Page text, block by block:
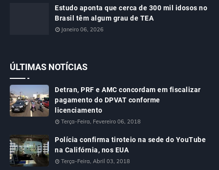
Estudo aponta que cerca de 300 mil idosos no
Brasil têm algum grau de TEA
Janeiro 06, 2026
ÚLTIMAS NOTÍCIAS
Detran, PRF e AMC concordam em fiscalizar
pagamento do DPVAT conforme
licenciamento
Terça-Feira, Fevereiro 06, 2018
Polícia confirma tiroteio na sede do YouTube
na Califórnia, nos EUA
Terça-Feira, Abril 03, 2018